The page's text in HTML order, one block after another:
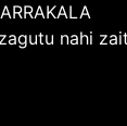
nahi